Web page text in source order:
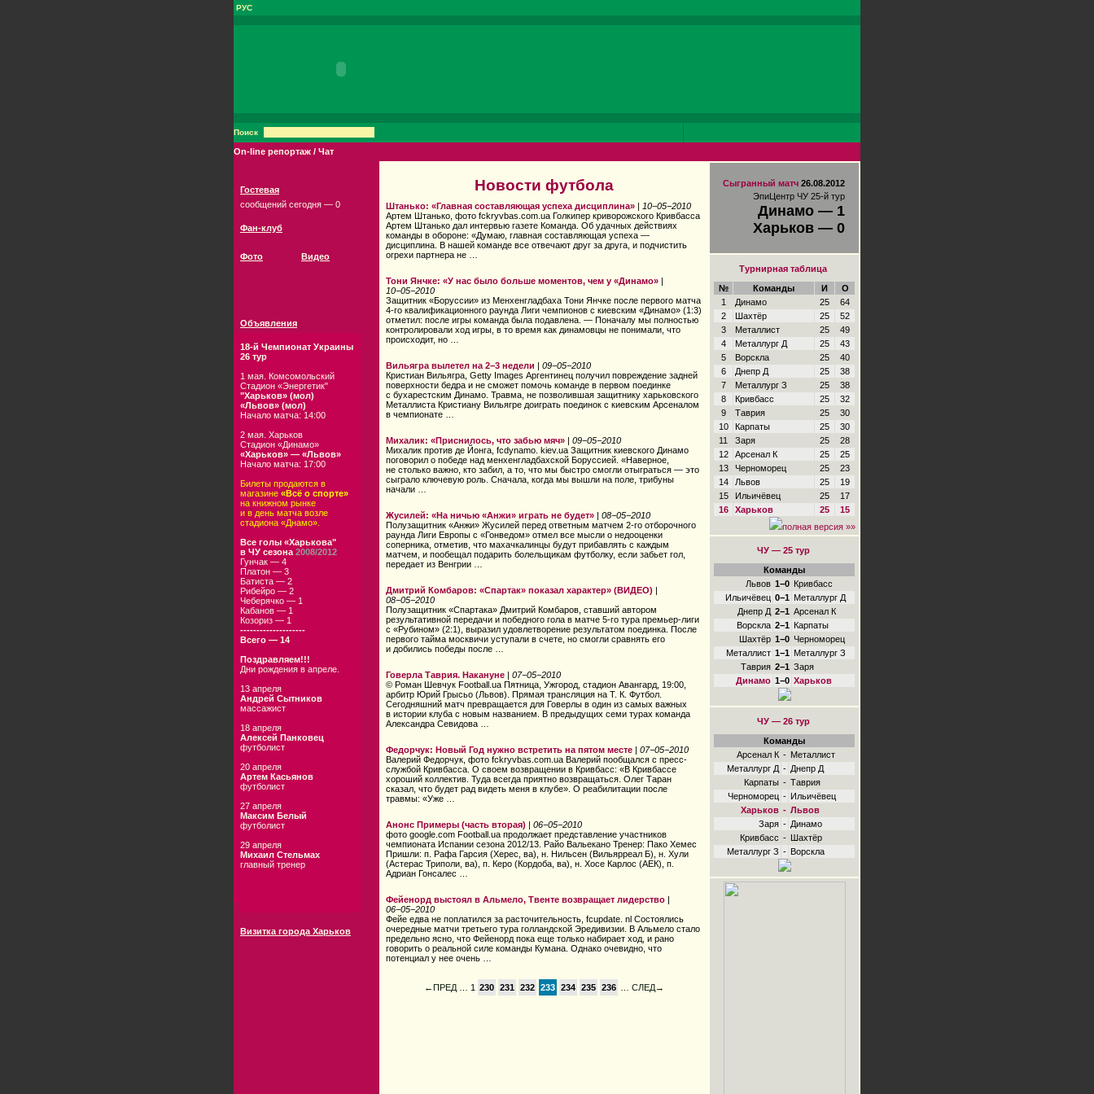
РУС
Поиск
On-line репортаж / Чат
Гостевая
сообщений сегодня — 0
Фан-клуб
Фото Видео
Объявления
18-й Чемпионат Украины
26 тур
1 мая. Комсомольский
Стадион «Энергетик"
"Харьков» (мол)
«Львов» (мол)
Начало матча: 14:00
2 мая. Харьков
Стадион «Динамо»
«Харьков» — «Львов»
Начало матча: 17:00
Билеты продаются в
магазине «Всё о спорте»
на книжном рынке
и в день матча возле
стадиона «Днамо».
Все голы «Харькова"
в ЧУ сезона 2008/2012
Гунчак — 4
Платон — 3
Батиста — 2
Рибейро — 2
Чеберячко — 1
Кабанов — 1
Козориз — 1
--------------------
Всего — 14
Поздравляем!!!
Дни рождения в апреле.
13 апреля
Андрей Сытников
массажист
18 апреля
Алексей Панковец
футболист
20 апреля
Артем Касьянов
футболист
27 апреля
Максим Белый
футболист
29 апреля
Михаил Стельмах
главный тренер
Визитка города Харьков
Новости футбола
Штанько: «Главная составляющая успеха дисциплина» | 10−05−2010
Артем Штанько, фото fckryvbas.com.ua Голкипер криворожского Кривбасса
Артем Штанько дал интервью газете Команда. Об удачных действиях
команды в обороне: «Думаю, главная составляющая успеха —
дисциплина. В нашей команде все отвечают друг за друга, и подчистить
огрехи партнера не …
Тони Янчке: «У нас было больше моментов, чем у «Динамо» |
10−05−2010
Защитник «Боруссии» из Менхенгладбаха Тони Янчке после первого матча
4-го квалификационного раунда Лиги чемпионов с киевским «Динамо» (1:3)
отметил: после игры команда была подавлена. — Поначалу мы полностью
контролировали ход игры, в то время как динамовцы не понимали, что
происходит, но …
Вильягра вылетел на 2−3 недели | 09−05−2010
Кристиан Вильягра, Getty Images Аргентинец получил повреждение задней
поверхности бедра и не сможет помочь команде в первом поединке
с бухарестским Динамо. Травма, не позволившая защитнику харьковского
Металлиста Кристиану Вильягре доиграть поединок с киевским Арсеналом
в чемпионате …
Михалик: «Приснилось, что забью мяч» | 09−05−2010
Михалик против де Йонга, fcdynamo. kiev.ua Защитник киевского Динамо
поговорил о победе над менхенгладбахской Боруссией. «Наверное,
не столько важно, кто забил, а то, что мы быстро смогли отыграться — это
сыграло ключевую роль. Сначала, когда мы вышли на поле, трибуны
начали …
Жусилей: «На ничью «Анжи» играть не будет» | 08−05−2010
Полузащитник «Анжи» Жусилей перед ответным матчем 2-го отборочного
раунда Лиги Европы с «Гонведом» отмел все мысли о недооценки
соперника, отметив, что махачкалинцы будут прибавлять с каждым
матчем, и пообещал подарить болельщикам футболку, если забьет гол,
передает из Венгрии …
Дмитрий Комбаров: «Спартак» показал характер» (ВИДЕО) |
08−05−2010
Полузащитник «Спартака» Дмитрий Комбаров, ставший автором
результативной передачи и победного гола в матче 5-го тура премьер-лиги
с «Рубином» (2:1), выразил удовлетворение результатом поединка. После
первого тайма москвичи уступали в счете, но смогли сравнять его
и добились победы после …
Говерла Таврия. Накануне | 07−05−2010
© Роман Шевчук Football.ua Пятница, Ужгород, стадион Авангард, 19:00,
арбитр Юрий Грысьо (Львов). Прямая трансляция на Т. К. Футбол
Сегодняшний матч превращается для Говерлы в один из самых важных
в истории клуба с новым названием. В предыдущих семи турах команда
Александра Севидова …
Федорчук: Новый Год нужно встретить на пятом месте | 07−05−2010
Валерий Федорчук, фото fckryvbas.com.ua Валерий пообщался с пресс-
службой Кривбасса. О своем возвращении в Кривбасс: «В Кривбассе
хороший коллектив. Туда всегда приятно возвращаться. Олег Таран
сказал, что будет рад видеть меня в клубе». О реабилитации после
травмы: «Уже …
Анонс Примеры (часть вторая) | 06−05−2010
фото google.com Football.ua продолжает представление участников
чемпионата Испании сезона 2012/13. Райо Вальекано Тренер: Пако Хемес
Пришли: п. Рафа Гарсия (Херес, ва), н. Нильсен (Вильярреал Б), н. Хули
(Астерас Триполи, ва), п. Керо (Кордоба, ва), н. Хосе Карлос (АЕК), п.
Адриан Гонсалес …
Фейенорд выстоял в Альмело, Твенте возвращает лидерство |
06−05−2010
Фейе едва не поплатился за расточительность, fcupdate. nl Состоялись
очередные матчи третьего тура голландской Эредивизии. В Альмело стало
предельно ясно, что Фейенорд пока еще только набирает ход, и рано
говорить о реальной силе команды Кумана. Однако очевидно, что
потенциал у нее очень …
←ПРЕД… 1 230 231 232 233 234 235 236 СЛЕД→
Сыгранный матч 26.08.2012
ЭпиЦентр ЧУ 25-й тур
Динамо — 1
Харьков — 0
Турнирная таблица
№ Команды И
О
1
Динамо 25
64
2
Шахтёр 25
52
3
Металлист 25
49
4
Металлург Д 25
43
5
Ворскла 25
40
6
Днепр Д 25
38
7
Металлург З 25
38
8
Кривбасс 25
32
9
Таврия 25
30
10
Карпаты 25
30
11
Заря 25
28
12
Арсенал К 25
25
13
Черноморец 25
23
14
Львов 25
19
15
Ильичёвец 25
17
16
Харьков 25
15
полная версия »»
ЧУ — 25 тур
Команды
Львов 1−0 Кривбасс
Ильичёвец 0−1 Металлург Д
Днепр Д 2−1 Арсенал К
Ворскла 2−1 Карпаты
Шахтёр 1−0 Черноморец
Металлист 1−1 Металлург З
Таврия 2−1 Заря
Динамо 1−0 Харьков
ЧУ — 26 тур
Команды
Арсенал К - Металлист
Металлург Д - Днепр Д
Карпаты - Таврия
Черноморец - Ильичёвец
Харьков - Львов
Заря - Динамо
Кривбасс - Шахтёр
Металлург З - Ворскла